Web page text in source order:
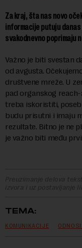
Za kraj, šta nas novo
informacije putuju
svakodnevno poprimaju
Važno je biti svestan
od avgusta.
društvene mreže. U
pad organskog
treba iskoristiti,
budu prisutni i imaju
rezultate. Bitno je ne
je važno biti među
Preuzimanje delova
izvora i uz postavljanje
TEMA:
KOMUNIKACIJE